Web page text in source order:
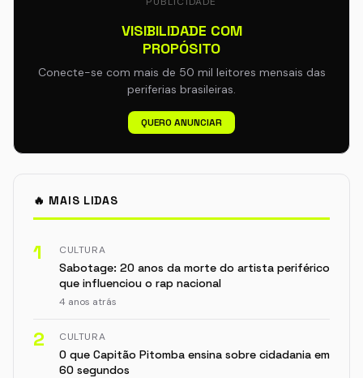
VISIBILIDADE COM
PROPÓSITO
Conecte-se com mais de 50 mil leitores mensais das
periferias brasileiras.
QUERO ANUNCIAR
🔥 MAIS LIDAS
1 CULTURA
Sabotage: 20 anos da morte do artista periférico
que influenciou o rap nacional
4 anos atrás
2 CULTURA
O que Capitão Pitomba ensina sobre cidadania em
60 segundos